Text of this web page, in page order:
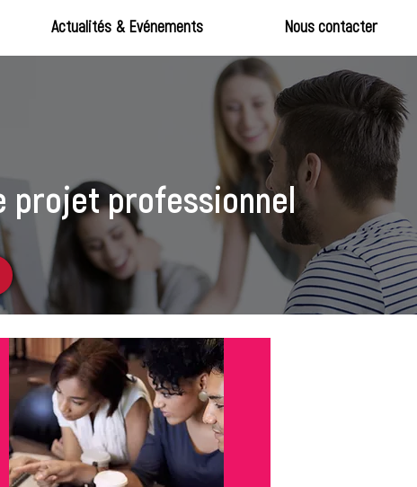
Actualités & Evénements Nous contacter
projet professionnel